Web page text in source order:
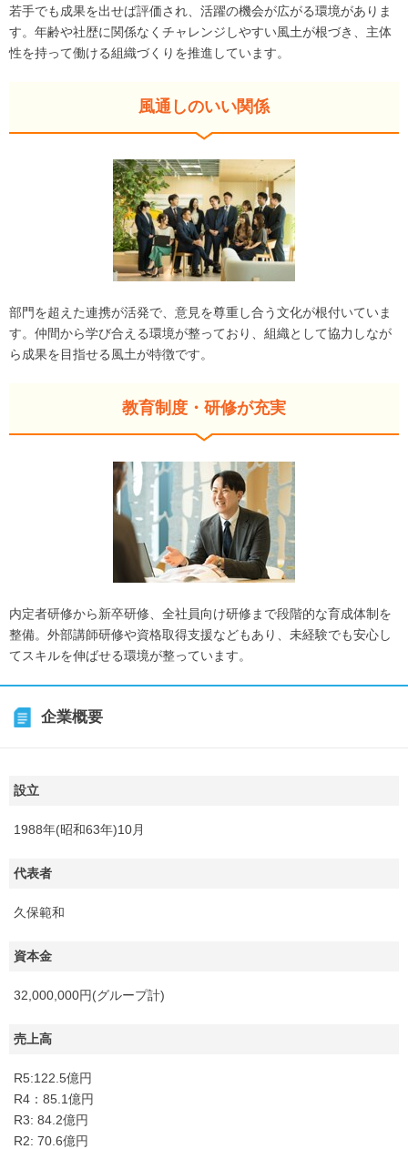
若手でも成果を出せば評価され、活躍の機会が広がる環境がありま
す。年齢や社歴に関係なくチャレンジしやすい風土が根づき、主体
性を持って働ける組織づくりを推進しています。
風通しのいい関係
部門を超えた連携が活発で、意見を尊重し合う文化が根付いていま
す。仲間から学び合える環境が整っており、組織として協力しなが
ら成果を目指せる風土が特徴です。
教育制度・研修が充実
内定者研修から新卒研修、全社員向け研修まで段階的な育成体制を
整備。外部講師研修や資格取得支援などもあり、未経験でも安心し
てスキルを伸ばせる環境が整っています。
企業概要
設立
1988年(昭和63年)10月
代表者
久保範和
資本金
32,000,000円(グループ計)
売上高
R5:122.5億円
R4：85.1億円
R3: 84.2億円
R2: 70.6億円